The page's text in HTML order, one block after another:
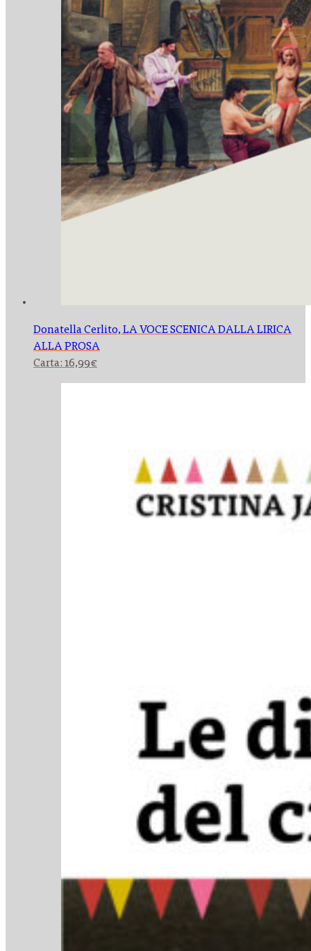
Donatella Cerlito,LA VOCE SCENICA DALLA LIRICA
ALLA PROSA
Carta: 16,99€